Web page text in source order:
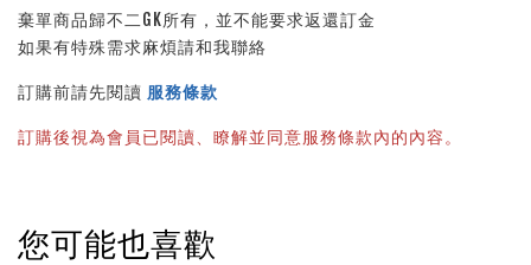
棄單商品歸不二GK所有，並不能要求返還訂金
如果有特殊需求麻煩請和我聯絡
訂購前請先閱讀 服務條款
訂購後視為會員已閱讀、瞭解並同意服務條款內的內容。
您可能也喜歡